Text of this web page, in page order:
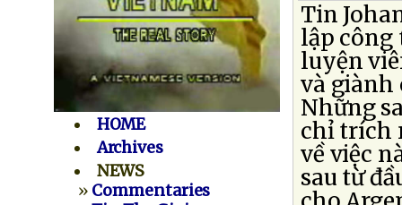
HOME
Archives
NEWS
» Commentaries
Tin
lập công
luyện
và giành
Những
chỉ trích
về việc
sau từ